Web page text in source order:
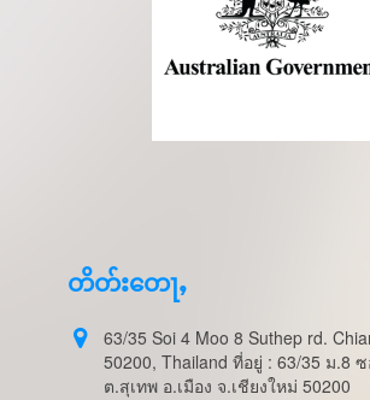
တိတ်းတေႃႇ
63/35 Soi 4 Moo 8 Suthep rd.
50200, Thailand ที่อยู่ : 63/35 ม.8
ต.สุเทพ อ.เมือง จ.เชียงใหม่ 50200